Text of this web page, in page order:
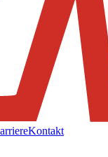
Kontakt